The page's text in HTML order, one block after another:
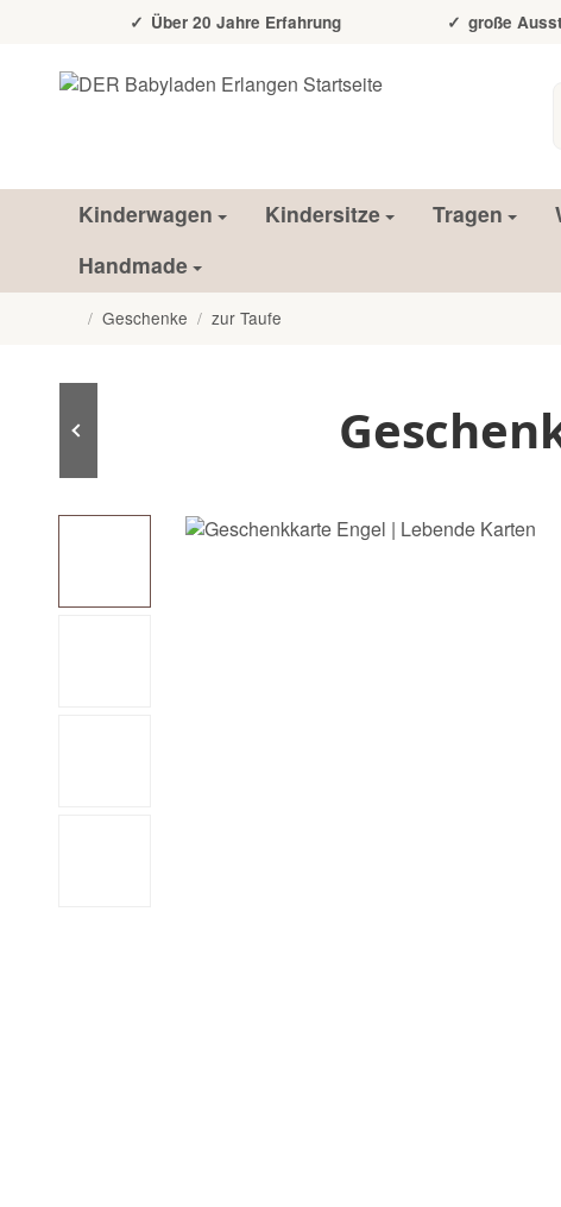
Über 20 Jahre Erfahrung große
Kinderwagen Kindersitze Tragen
Handmade
/ Geschenke / zur Taufe